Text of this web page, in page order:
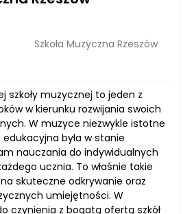
Szkoła Muzyczna Rzeszów
szkoły muzycznej to jeden z
w kierunku rozwijania swoich
W muzyce niezwykle istotne
była w stanie
nauczania do indywidualnych
ucznia. To właśnie takie
skuteczne odkrywanie oraz
umiejętności. W
czynienia z bogatą ofertą szkół